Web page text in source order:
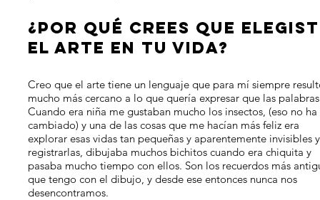
¿POR QUÉ CREES QUE
EL ARTE EN TU VIDA?
Creo que el arte tiene un lenguaje que para mí siempre
mucho más cercano a lo que quería expresar que las
Cuando era niña me gustaban mucho los insectos, (eso no ha
cambiado) y una de las cosas que me hacían más feliz era
explorar esas vidas tan pequeñas y aparentemente invisibles y
registrarlas, dibujaba muchos bichitos cuando era chiquita y
pasaba mucho tiempo con ellos. Son los recuerdos más
que tengo con el dibujo, y desde ese entonces nunca nos
desencontramos.